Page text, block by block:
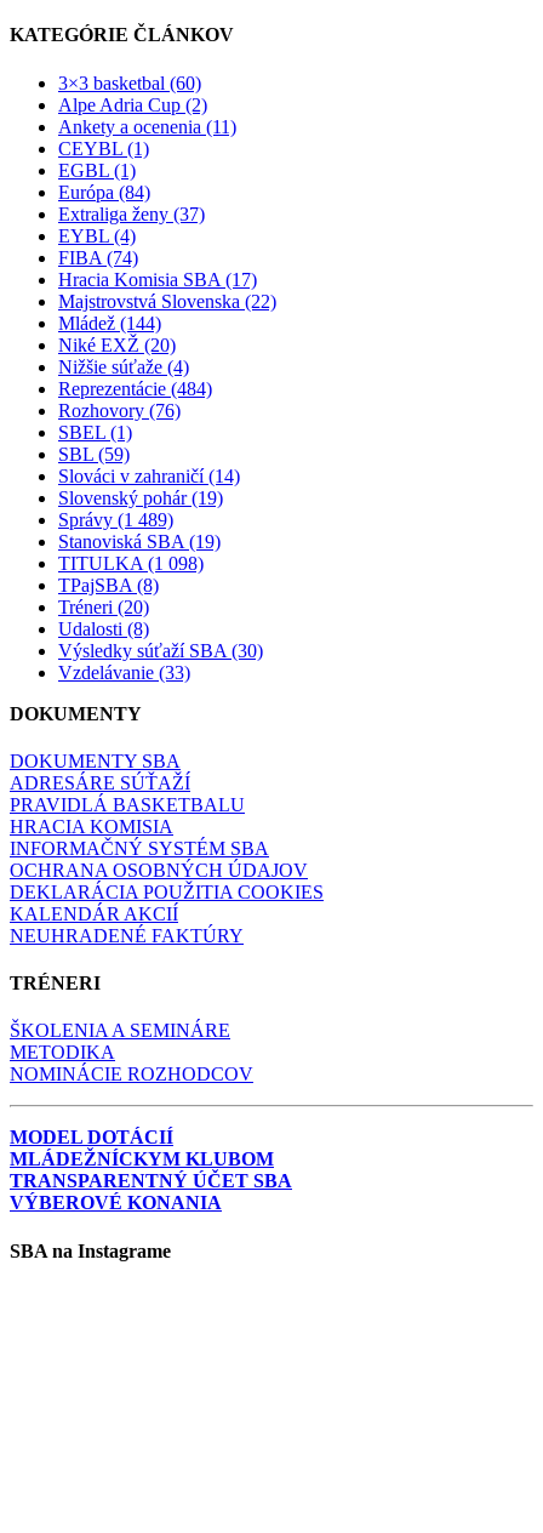
KATEGÓRIE ČLÁNKOV
3×3 basketbal (60)
Alpe Adria Cup (2)
Ankety a ocenenia (11)
CEYBL (1)
EGBL (1)
Európa (84)
Extraliga ženy (37)
EYBL (4)
FIBA (74)
Hracia Komisia SBA (17)
Majstrovstvá Slovenska (22)
Mládež (144)
Niké EXŽ (20)
Nižšie súťaže (4)
Reprezentácie (484)
Rozhovory (76)
SBEL (1)
SBL (59)
Slováci v zahraničí (14)
Slovenský pohár (19)
Správy (1 489)
Stanoviská SBA (19)
TITULKA (1 098)
TPajSBA (8)
Tréneri (20)
Udalosti (8)
Výsledky súťaží SBA (30)
Vzdelávanie (33)
DOKUMENTY
DOKUMENTY SBA
ADRESÁRE SÚŤAŽÍ
PRAVIDLÁ BASKETBALU
HRACIA KOMISIA
INFORMAČNÝ SYSTÉM SBA
OCHRANA OSOBNÝCH ÚDAJOV
DEKLARÁCIA POUŽITIA COOKIES
KALENDÁR AKCIÍ
NEUHRADENÉ FAKTÚRY
TRÉNERI
ŠKOLENIA A SEMINÁRE
METODIKA
NOMINÁCIE ROZHODCOV
MODEL DOTÁCIÍ
MLÁDEŽNÍCKYM KLUBOM
TRANSPARENTNÝ ÚČET SBA
VÝBEROVÉ KONANIA
SBA na Instagrame